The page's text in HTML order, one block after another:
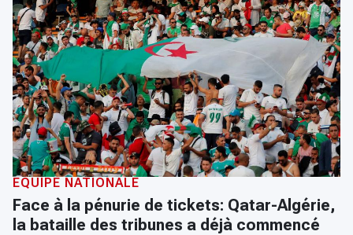
ÉQUIPE NATIONALE
Face à la pénurie de tickets: Qatar-Algérie,
la bataille des tribunes a déjà commencé